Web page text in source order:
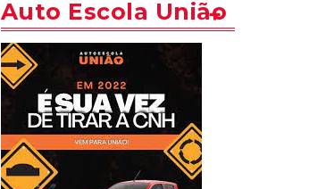
Auto Escola União